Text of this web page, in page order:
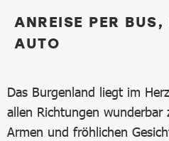
ANREISE PER
AUTO
Das Burgenland liegt im
allen Richtungen
Armen und fröhlichen